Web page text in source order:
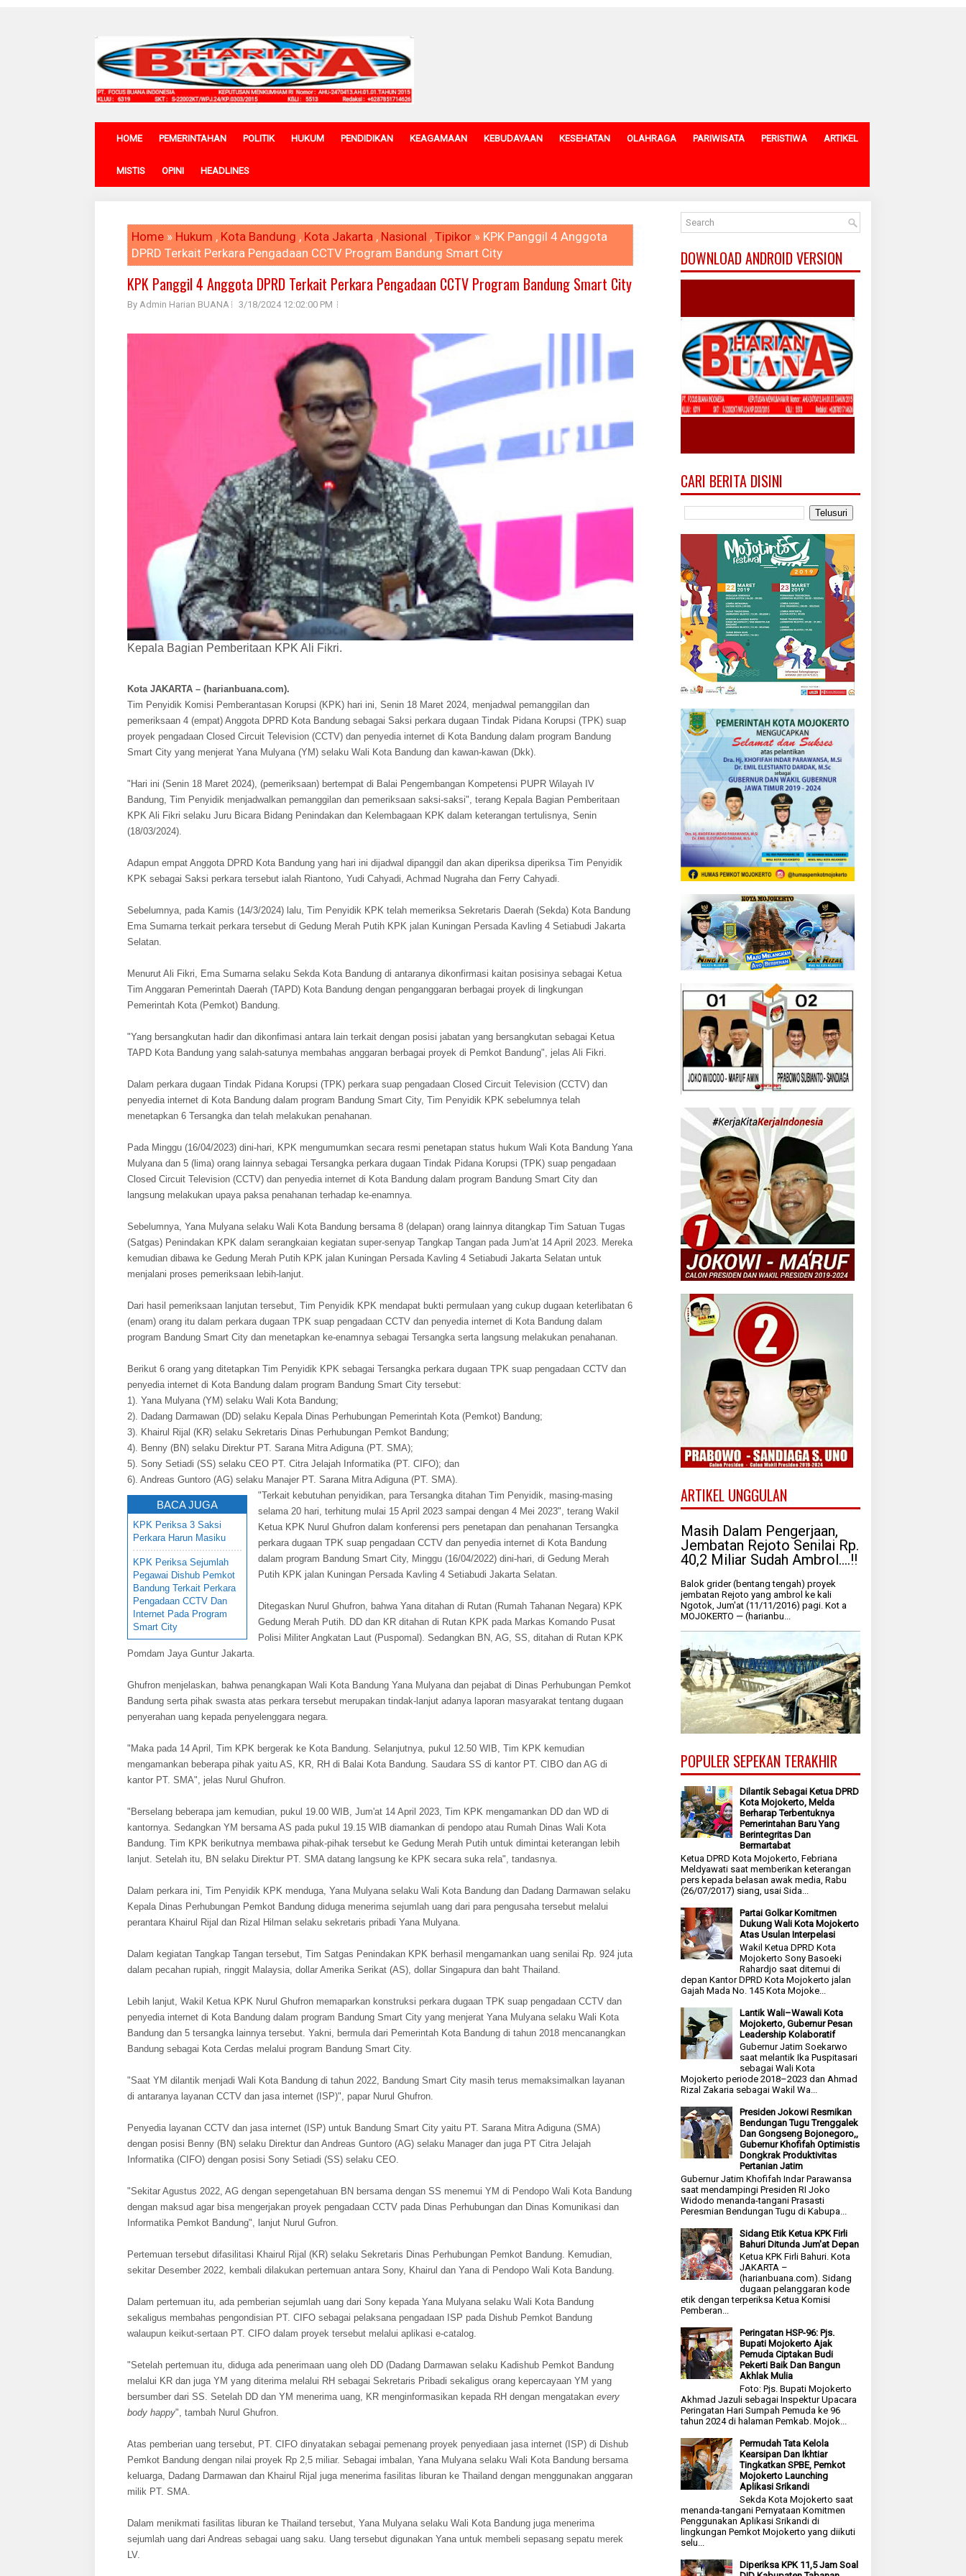
HOME PEMERINTAHAN POLITIK HUKUM PENDIDIKAN KEAGAMAAN KEBUDAYAAN KESEHATAN OLAHRAGA PARIWISATA PERISTIWA ARTIKEL
MISTIS OPINI HEADLINES
Home » Hukum , Kota Bandung , Kota Jakarta , Nasional , Tipikor » KPK Panggil 4 Anggota
DPRD Terkait Perkara Pengadaan CCTV Program Bandung Smart City
KPK Panggil 4 Anggota DPRD Terkait Perkara Pengadaan CCTV Program Bandung Smart City
By Admin Harian BUANA 3/18/2024 12:02:00 PM
Kepala Bagian Pemberitaan KPK Ali Fikri.
Kota JAKARTA – (harianbuana.com).
Tim Penyidik Komisi Pemberantasan Korupsi (KPK) hari ini, Senin 18 Maret 2024, menjadwal pemanggilan dan
pemeriksaan 4 (empat) Anggota DPRD Kota Bandung sebagai Saksi perkara dugaan Tindak Pidana Korupsi (TPK) suap
proyek pengadaan Closed Circuit Television (CCTV) dan penyedia internet di Kota Bandung dalam program Bandung
Smart City yang menjerat Yana Mulyana (YM) selaku Wali Kota Bandung dan kawan-kawan (Dkk).
"Hari ini (Senin 18 Maret 2024), (pemeriksaan) bertempat di Balai Pengembangan Kompetensi PUPR Wilayah IV
Bandung, Tim Penyidik menjadwalkan pemanggilan dan pemeriksaan saksi-saksi", terang Kepala Bagian Pemberitaan
KPK Ali Fikri selaku Juru Bicara Bidang Penindakan dan Kelembagaan KPK dalam keterangan tertulisnya, Senin
(18/03/2024).
Adapun empat Anggota DPRD Kota Bandung yang hari ini dijadwal dipanggil dan akan diperiksa diperiksa Tim Penyidik
KPK sebagai Saksi perkara tersebut ialah Riantono, Yudi Cahyadi, Achmad Nugraha dan Ferry Cahyadi.
Sebelumnya, pada Kamis (14/3/2024) lalu, Tim Penyidik KPK telah memeriksa Sekretaris Daerah (Sekda) Kota Bandung
Ema Sumarna terkait perkara tersebut di Gedung Merah Putih KPK jalan Kuningan Persada Kavling 4 Setiabudi Jakarta
Selatan.
Menurut Ali Fikri, Ema Sumarna selaku Sekda Kota Bandung di antaranya dikonfirmasi kaitan posisinya sebagai Ketua
Tim Anggaran Pemerintah Daerah (TAPD) Kota Bandung dengan penganggaran berbagai proyek di lingkungan
Pemerintah Kota (Pemkot) Bandung.
"Yang bersangkutan hadir dan dikonfimasi antara lain terkait dengan posisi jabatan yang bersangkutan sebagai Ketua
TAPD Kota Bandung yang salah-satunya membahas anggaran berbagai proyek di Pemkot Bandung", jelas Ali Fikri.
Dalam perkara dugaan Tindak Pidana Korupsi (TPK) perkara suap pengadaan Closed Circuit Television (CCTV) dan
penyedia internet di Kota Bandung dalam program Bandung Smart City, Tim Penyidik KPK sebelumnya telah
menetapkan 6 Tersangka dan telah melakukan penahanan.
Pada Minggu (16/04/2023) dini-hari, KPK mengumumkan secara resmi penetapan status hukum Wali Kota Bandung Yana
Mulyana dan 5 (lima) orang lainnya sebagai Tersangka perkara dugaan Tindak Pidana Korupsi (TPK) suap pengadaan
Closed Circuit Television (CCTV) dan penyedia internet di Kota Bandung dalam program Bandung Smart City dan
langsung melakukan upaya paksa penahanan terhadap ke-enamnya.
Sebelumnya, Yana Mulyana selaku Wali Kota Bandung bersama 8 (delapan) orang lainnya ditangkap Tim Satuan Tugas
(Satgas) Penindakan KPK dalam serangkaian kegiatan super-senyap Tangkap Tangan pada Jum'at 14 April 2023. Mereka
kemudian dibawa ke Gedung Merah Putih KPK jalan Kuningan Persada Kavling 4 Setiabudi Jakarta Selatan untuk
menjalani proses pemeriksaan lebih-lanjut.
Dari hasil pemeriksaan lanjutan tersebut, Tim Penyidik KPK mendapat bukti permulaan yang cukup dugaan keterlibatan 6
(enam) orang itu dalam perkara dugaan TPK suap pengadaan CCTV dan penyedia internet di Kota Bandung dalam
program Bandung Smart City dan menetapkan ke-enamnya sebagai Tersangka serta langsung melakukan penahanan.
Berikut 6 orang yang ditetapkan Tim Penyidik KPK sebagai Tersangka perkara dugaan TPK suap pengadaan CCTV dan
penyedia internet di Kota Bandung dalam program Bandung Smart City tersebut:
1). Yana Mulyana (YM) selaku Wali Kota Bandung;
2). Dadang Darmawan (DD) selaku Kepala Dinas Perhubungan Pemerintah Kota (Pemkot) Bandung;
3). Khairul Rijal (KR) selaku Sekretaris Dinas Perhubungan Pemkot Bandung;
4). Benny (BN) selaku Direktur PT. Sarana Mitra Adiguna (PT. SMA);
5). Sony Setiadi (SS) selaku CEO PT. Citra Jelajah Informatika (PT. CIFO); dan
6). Andreas Guntoro (AG) selaku Manajer PT. Sarana Mitra Adiguna (PT. SMA).
BACA JUGA
KPK Periksa 3 Saksi
Perkara Harun Masiku
KPK Periksa Sejumlah
Pegawai Dishub Pemkot
Bandung Terkait Perkara
Pengadaan CCTV Dan
Internet Pada Program
Smart City
"Terkait kebutuhan penyidikan, para Tersangka ditahan Tim Penyidik, masing-masing
selama 20 hari, terhitung mulai 15 April 2023 sampai dengan 4 Mei 2023", terang Wakil
Ketua KPK Nurul Ghufron dalam konferensi pers penetapan dan penahanan Tersangka
perkara dugaan TPK suap pengadaan CCTV dan penyedia internet di Kota Bandung
dalam program Bandung Smart City, Minggu (16/04/2022) dini-hari, di Gedung Merah
Putih KPK jalan Kuningan Persada Kavling 4 Setiabudi Jakarta Selatan.
Ditegaskan Nurul Ghufron, bahwa Yana ditahan di Rutan (Rumah Tahanan Negara) KPK
Gedung Merah Putih. DD dan KR ditahan di Rutan KPK pada Markas Komando Pusat
Polisi Militer Angkatan Laut (Puspomal). Sedangkan BN, AG, SS, ditahan di Rutan KPK
Pomdam Jaya Guntur Jakarta.
Ghufron menjelaskan, bahwa penangkapan Wali Kota Bandung Yana Mulyana dan pejabat di Dinas Perhubungan Pemkot
Bandung serta pihak swasta atas perkara tersebut merupakan tindak-lanjut adanya laporan masyarakat tentang dugaan
penyerahan uang kepada penyelenggara negara.
"Maka pada 14 April, Tim KPK bergerak ke Kota Bandung. Selanjutnya, pukul 12.50 WIB, Tim KPK kemudian
mengamankan beberapa pihak yaitu AS, KR, RH di Balai Kota Bandung. Saudara SS di kantor PT. CIBO dan AG di
kantor PT. SMA", jelas Nurul Ghufron.
"Berselang beberapa jam kemudian, pukul 19.00 WIB, Jum'at 14 April 2023, Tim KPK mengamankan DD dan WD di
kantornya. Sedangkan YM bersama AS pada pukul 19.15 WIB diamankan di pendopo atau Rumah Dinas Wali Kota
Bandung. Tim KPK berikutnya membawa pihak-pihak tersebut ke Gedung Merah Putih untuk dimintai keterangan lebih
lanjut. Setelah itu, BN selaku Direktur PT. SMA datang langsung ke KPK secara suka rela", tandasnya.
Dalam perkara ini, Tim Penyidik KPK menduga, Yana Mulyana selaku Wali Kota Bandung dan Dadang Darmawan selaku
Kepala Dinas Perhubungan Pemkot Bandung diduga menerima sejumlah uang dari para pengusaha tersebut melalui
perantara Khairul Rijal dan Rizal Hilman selaku sekretaris pribadi Yana Mulyana.
Dalam kegiatan Tangkap Tangan tersebut, Tim Satgas Penindakan KPK berhasil mengamankan uang senilai Rp. 924 juta
dalam pecahan rupiah, ringgit Malaysia, dollar Amerika Serikat (AS), dollar Singapura dan baht Thailand.
Lebih lanjut, Wakil Ketua KPK Nurul Ghufron memaparkan konstruksi perkara dugaan TPK suap pengadaan CCTV dan
penyedia internet di Kota Bandung dalam program Bandung Smart City yang menjerat Yana Mulyana selaku Wali Kota
Bandung dan 5 tersangka lainnya tersebut. Yakni, bermula dari Pemerintah Kota Bandung di tahun 2018 mencanangkan
Bandung sebagai Kota Cerdas melalui program Bandung Smart City.
"Saat YM dilantik menjadi Wali Kota Bandung di tahun 2022, Bandung Smart City masih terus memaksimalkan layanan
di antaranya layanan CCTV dan jasa internet (ISP)", papar Nurul Ghufron.
Penyedia layanan CCTV dan jasa internet (ISP) untuk Bandung Smart City yaitu PT. Sarana Mitra Adiguna (SMA)
dengan posisi Benny (BN) selaku Direktur dan Andreas Guntoro (AG) selaku Manager dan juga PT Citra Jelajah
Informatika (CIFO) dengan posisi Sony Setiadi (SS) selaku CEO.
"Sekitar Agustus 2022, AG dengan sepengetahuan BN bersama dengan SS menemui YM di Pendopo Wali Kota Bandung
dengan maksud agar bisa mengerjakan proyek pengadaan CCTV pada Dinas Perhubungan dan Dinas Komunikasi dan
Informatika Pemkot Bandung", lanjut Nurul Gufron.
Pertemuan tersebut difasilitasi Khairul Rijal (KR) selaku Sekretaris Dinas Perhubungan Pemkot Bandung. Kemudian,
sekitar Desember 2022, kembali dilakukan pertemuan antara Sony, Khairul dan Yana di Pendopo Wali Kota Bandung.
Dalam pertemuan itu, ada pemberian sejumlah uang dari Sony kepada Yana Mulyana selaku Wali Kota Bandung
sekaligus membahas pengondisian PT. CIFO sebagai pelaksana pengadaan ISP pada Dishub Pemkot Bandung
walaupun keikut-sertaan PT. CIFO dalam proyek tersebut melalui aplikasi e-catalog.
"Setelah pertemuan itu, diduga ada penerimaan uang oleh DD (Dadang Darmawan selaku Kadishub Pemkot Bandung
melalui KR dan juga YM yang diterima melalui RH sebagai Sekretaris Pribadi sekaligus orang kepercayaan YM yang
bersumber dari SS. Setelah DD dan YM menerima uang, KR menginformasikan kepada RH dengan mengatakan every
body happy", tambah Nurul Ghufron.
Atas pemberian uang tersebut, PT. CIFO dinyatakan sebagai pemenang proyek penyediaan jasa internet (ISP) di Dishub
Pemkot Bandung dengan nilai proyek Rp 2,5 miliar. Sebagai imbalan, Yana Mulyana selaku Wali Kota Bandung bersama
keluarga, Dadang Darmawan dan Khairul Rijal juga menerima fasilitas liburan ke Thailand dengan menggunakan anggaran
milik PT. SMA.
Dalam menikmati fasilitas liburan ke Thailand tersebut, Yana Mulyana selaku Wali Kota Bandung juga menerima
sejumlah uang dari Andreas sebagai uang saku. Uang tersebut digunakan Yana untuk membeli sepasang sepatu merek
LV.
DOWNLOAD ANDROID VERSION
CARI BERITA DISINI
ARTIKEL UNGGULAN
Masih Dalam Pengerjaan,
Jembatan Rejoto Senilai Rp.
40,2 Miliar Sudah Ambrol....!!
Balok grider (bentang tengah) proyek
jembatan Rejoto yang ambrol ke kali
Ngotok, Jum'at (11/11/2016) pagi. Kot a
MOJOKERTO — (harianbu...
POPULER SEPEKAN TERAKHIR
Dilantik Sebagai Ketua DPRD
Kota Mojokerto, Melda
Berharap Terbentuknya
Pemerintahan Baru Yang
Berintegritas Dan
Bermartabat
Ketua DPRD Kota Mojokerto, Febriana
Meldyawati saat memberikan keterangan
pers kepada belasan awak media, Rabu
(26/07/2017) siang, usai Sida...
Partai Golkar Komitmen
Dukung Wali Kota Mojokerto
Atas Usulan Interpelasi
Wakil Ketua DPRD Kota
Mojokerto Sony Basoeki
Rahardjo saat ditemui di
depan Kantor DPRD Kota Mojokerto jalan
Gajah Mada No. 145 Kota Mojoke...
Lantik Wali–Wawali Kota
Mojokerto, Gubernur Pesan
Leadership Kolaboratif
Gubernur Jatim Soekarwo
saat melantik Ika Puspitasari
sebagai Wali Kota
Mojokerto periode 2018–2023 dan Ahmad
Rizal Zakaria sebagai Wakil Wa...
Presiden Jokowi Resmikan
Bendungan Tugu Trenggalek
Dan Gongseng Bojonegoro,,
Gubernur Khofifah Optimistis
Dongkrak Produktivitas
Pertanian Jatim
Gubernur Jatim Khofifah Indar Parawansa
saat mendampingi Presiden RI Joko
Widodo menanda-tangani Prasasti
Peresmian Bendungan Tugu di Kabupa...
Sidang Etik Ketua KPK Firli
Bahuri Ditunda Jum'at Depan
Ketua KPK Firli Bahuri. Kota
JAKARTA –
(harianbuana.com). Sidang
dugaan pelanggaran kode
etik dengan terperiksa Ketua Komisi
Pemberan...
Peringatan HSP-96: Pjs.
Bupati Mojokerto Ajak
Pemuda Ciptakan Budi
Pekerti Baik Dan Bangun
Akhlak Mulia
Foto: Pjs. Bupati Mojokerto
Akhmad Jazuli sebagai Inspektur Upacara
Peringatan Hari Sumpah Pemuda ke 96
tahun 2024 di halaman Pemkab. Mojok...
Permudah Tata Kelola
Kearsipan Dan Ikhtiar
Tingkatkan SPBE, Pemkot
Mojokerto Launching
Aplikasi Srikandi
Sekda Kota Mojokerto saat
menanda-tangani Pernyataan Komitmen
Penggunakan Aplikasi Srikandi di
lingkungan Pemkot Mojokerto yang diikuti
selu...
Diperiksa KPK 11,5 Jam Soal